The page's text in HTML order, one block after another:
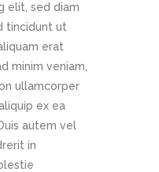
elit, sed diam
tincidunt ut
erat
minim veniam,
ullamcorper
ex ea
autem vel
in